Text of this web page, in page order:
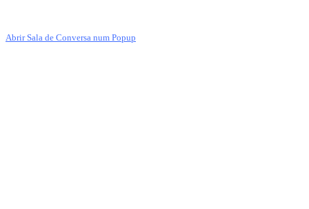
Abrir Sala de Conversa num Popup